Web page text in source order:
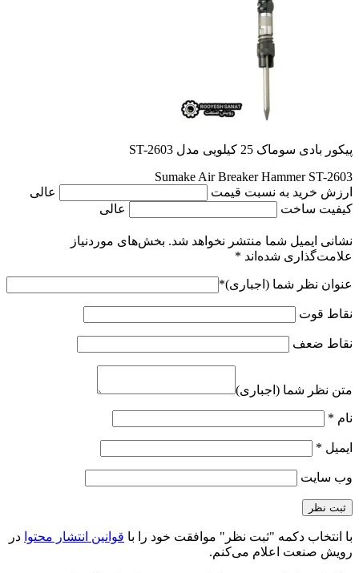
پیکور بادی سوماک 25 کیلویی مدل ST-2603
Sumake Air Breaker Hammer ST-2603
ارزش خرید به نسبت قیمت
عالی
کیفیت ساخت
عالی
نشانی ایمیل شما منتشر نخواهد شد. بخش‌های موردنیاز
علامت‌گذاری شده‌اند *
عنوان نظر شما (اجباری)*
نقاط قوت
نقاط ضعف
متن نظر شما (اجباری)
نام *
ایمیل *
وب‌ سایت
با انتخاب دکمه "ثبت نظر" موافقت خود را با قوانین انتشار محتوا در
رویش صنعت اعلام می‌کنم.